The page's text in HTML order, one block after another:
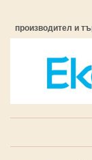
производител и